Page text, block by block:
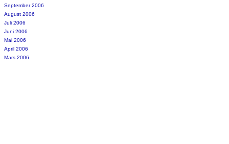
September 2006
August 2006
Juli 2006
Juni 2006
Mai 2006
April 2006
Mars 2006